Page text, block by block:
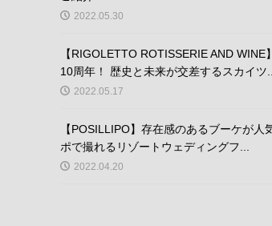
2022.05.30
【RIGOLETTO ROTISSERIE AND WINE
10周年！ 歴史と未来が交差するスカイツ...
2022.05.17
【POSILLIPO】存在感のあるブーケが人
ポで撮れるリゾートウェディングフ...
2022.04.20